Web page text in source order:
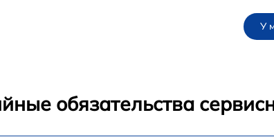
У
обязательства